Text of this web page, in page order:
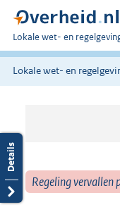
U
bent
hier:
Lokale wet- en
Lokale wet- en
Regeling